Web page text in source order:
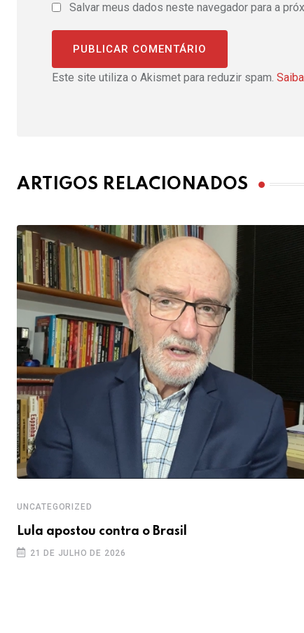
Salvar meus dados neste navegador para a
Este site utiliza o Akismet para reduzir spam.
ARTIGOS RELACIONADOS
UNCATEGORIZED
Lula apostou contra o Brasil
21 DE JULHO DE 2026